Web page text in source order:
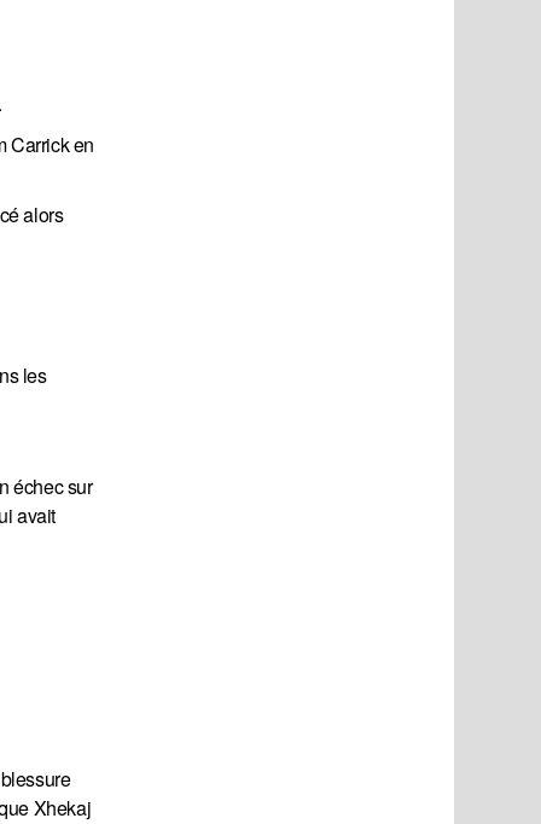
Carrick en
alors
les
échec sur
avait
Xhekaj